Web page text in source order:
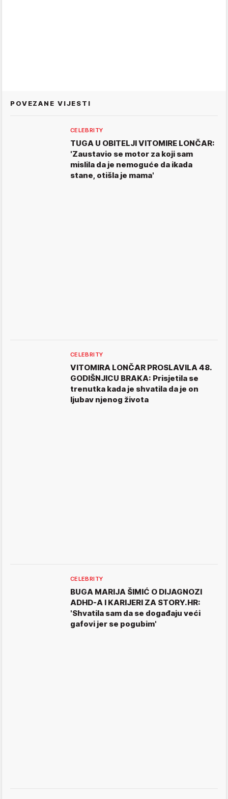
POVEZANE VIJESTI
CELEBRITY
TUGA U OBITELJI VITOMIRE LONČAR:
'Zaustavio se motor za koji sam
mislila da je nemoguće da ikada
stane, otišla je mama'
CELEBRITY
VITOMIRA LONČAR PROSLAVILA 48.
GODIŠNJICU BRAKA: Prisjetila se
trenutka kada je shvatila da je on
ljubav njenog života
CELEBRITY
BUGA MARIJA ŠIMIĆ O DIJAGNOZI
ADHD-A I KARIJERI ZA STORY.HR:
'Shvatila sam da se događaju veći
gafovi jer se pogubim'